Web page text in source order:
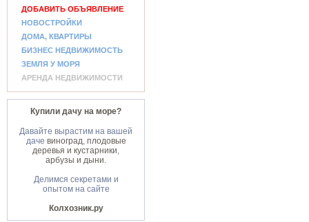
ДОБАВИТЬ ОБЪЯВЛЕНИЕ
НОВОСТРОЙКИ
ДОМА, КВАРТИРЫ
БИЗНЕС НЕДВИЖИМОСТЬ
ЗЕМЛЯ У МОРЯ
АРЕНДА НЕДВИЖИМОСТИ
Купили дачу на море?
Давайте вырастим на вашей
даче виноград, плодовые
деревья и кустарники,
арбузы и дыни.
Делимся секретами и
опытом на сайте
Колхозник.ру